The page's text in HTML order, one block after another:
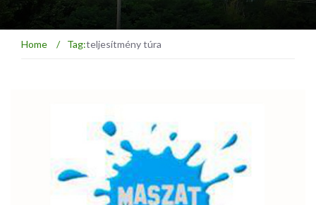
Home / Tag:teljesítmény túra